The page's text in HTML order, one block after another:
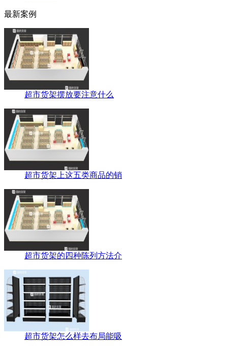
最新案例
超市货架摆放要注意什么
超市货架上这五类商品的销
超市货架的四种陈列方法介
超市货架怎么样去布局能吸